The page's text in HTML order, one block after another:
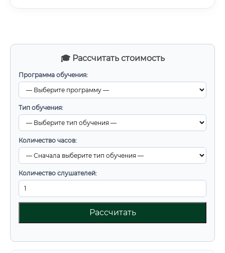
🎓 Рассчитать стоимость
Программа обучения:
Тип обучения:
Количество часов:
Количество слушателей:
Рассчитать